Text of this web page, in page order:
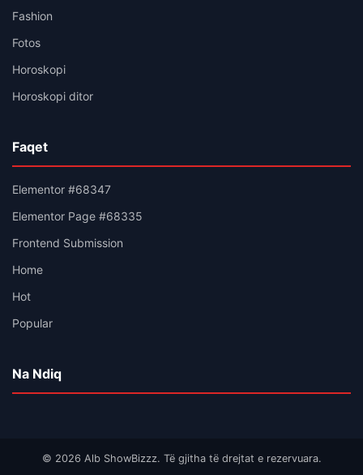
Fashion
Fotos
Horoskopi
Horoskopi ditor
Faqet
Elementor #68347
Elementor Page #68335
Frontend Submission
Home
Hot
Popular
Na Ndiq
© 2026 Alb ShowBizzz. Të gjitha të drejtat e rezervuara.